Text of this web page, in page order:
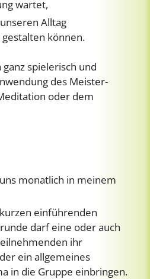
wartet,
Alltag
können.
spielerisch und
des Meister-
oder dem
monatlich in meinem
einführenden
darf eine oder auch
ihr
ein allgemeines
in die Gruppe einbringen.